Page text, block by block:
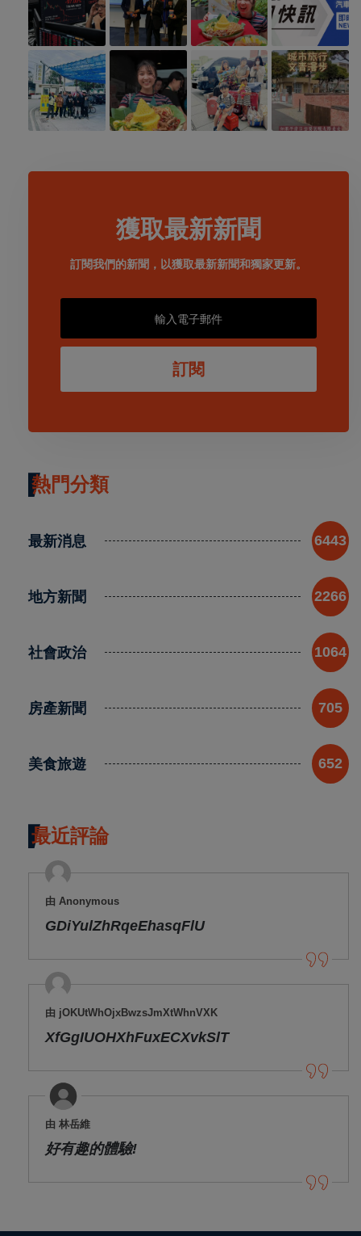
獲取最新新聞
訂閱我們的新聞，以獲取最新新聞和獨家更新。
訂閱
熱門分類
最新消息 6443
地方新聞 2266
社會政治 1064
房產新聞 705
美食旅遊 652
最近評論
由 Anonymous
GDiYulZhRqeEhasqFlU
由 jOKUtWhOjxBwzsJmXtWhnVXK
XfGgIUOHXhFuxECXvkSlT
由 林岳維
好有趣的體驗!